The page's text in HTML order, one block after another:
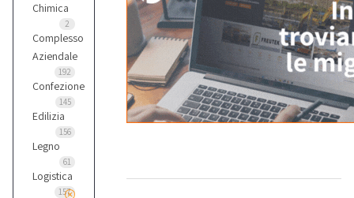
Chimica
2
Complesso
Aziendale
192
Confezione
145
Edilizia
156
Legno
61
Logistica
157